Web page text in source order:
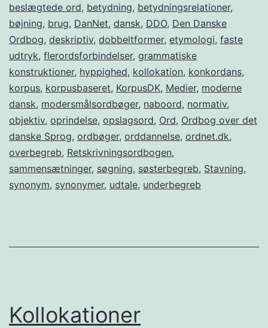
beslægtede ord, betydning, betydningsrelationer,
bøjning, brug, DanNet, dansk, DDO, Den Danske
Ordbog, deskriptiv, dobbeltformer, etymologi, faste
udtryk, flerordsforbindelser, grammatiske
konstruktioner, hyppighed, kollokation, konkordans,
korpus, korpusbaseret, KorpusDK, Medier, moderne
dansk, modersmålsordbøger, naboord, normativ,
objektiv, oprindelse, opslagsord, Ord, Ordbog over det
danske Sprog, ordbøger, orddannelse, ordnet.dk,
overbegreb, Retskrivningsordbogen,
sammensætninger, søgning, søsterbegreb, Stavning,
synonym, synonymer, udtale, underbegreb
Kollokationer